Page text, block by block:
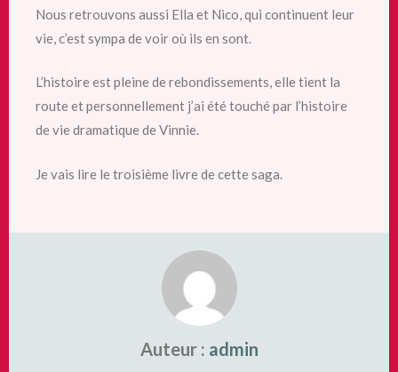
Nous retrouvons aussi Ella et Nico, qui continuent leur
vie, c’est sympa de voir où ils en sont.
L’histoire est pleine de rebondissements, elle tient la
route et personnellement j’ai été touché par l’histoire
de vie dramatique de Vinnie.
Je vais lire le troisième livre de cette saga.
Auteur : admin